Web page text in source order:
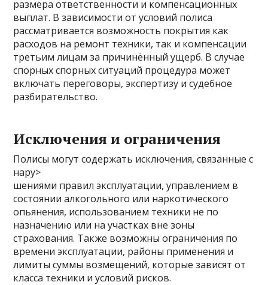
размера ответственности и компенсационных
выплат. В зависимости от условий полиса
рассматривается возможность покрытия как
расходов на ремонт техники, так и компенсации
третьим лицам за причинённый ущерб. В случае
спорных спорных ситуаций процедура может
включать переговоры, экспертизу и судебное
разбирательство.
Исключения и ограничения
Полисы могут содержать исключения, связанные с
нару>
шениями правил эксплуатации, управлением в
состоянии алкогольного или наркотического
опьянения, использованием техники не по
назначению или на участках вне зоны
страхования. Также возможны ограничения по
времени эксплуатации, районы применения и
лимиты суммы возмещений, которые зависят от
класса техники и условий рисков.